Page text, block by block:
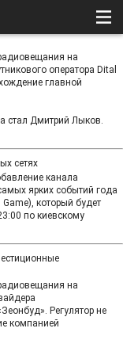
на
оператора Dital
главной
стал Дмитрий Лыков.
сетях
канала
ярких событий года
который будет
по киевскому
на
Регулятор не
компанией